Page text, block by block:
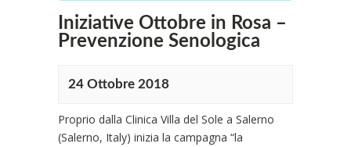
Iniziative Ottobre in Rosa –
Prevenzione Senologica
24 Ottobre 2018
Proprio dalla Clinica Villa del Sole a Salerno
(Salerno, Italy) inizia la campagna “la